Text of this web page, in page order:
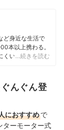
ど身近な生活で
本以上携わる。
くい商材だから
…続きを読む
んぐん登
におすすめで
ターモーター式